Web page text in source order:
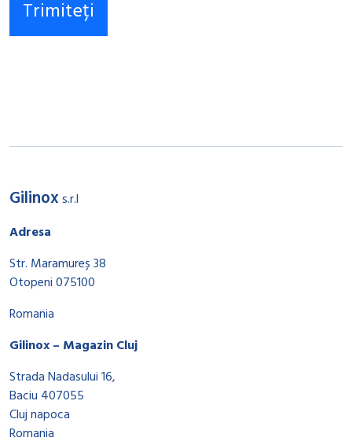
Gilinoxs.r.l
Adresa
Str. Maramureș 38
Otopeni 075100
Romania
Gilinox – Magazin Cluj
Strada Nadasului 16,
Baciu 407055
Cluj napoca
Romania